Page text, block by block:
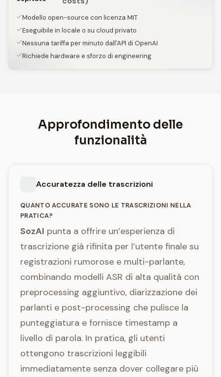
Modello open-source con licenza MIT
Eseguibile in locale o su cloud privato
Nessuna tariffa per minuto dall'API di OpenAI
Richiede hardware e sforzo di engineering
Approfondimento delle
funzionalità
Accuratezza delle trascrizioni
QUANTO ACCURATE SONO LE TRASCRIZIONI NELLA
PRATICA?
SozAI punta a offrire un’esperienza di
trascrizione già rifinita per l’utente finale su
registrazioni rumorose e multi-parlante,
combinando modelli ASR di alta qualità con
preprocessing aggiuntivo, diarizzazione dei
parlanti e post-processing che pulisce la
punteggiatura e fornisce timestamp a
livello di parola. In pratica, gli utenti
ottengono trascrizioni leggibili
immediatamente senza dover collegare più